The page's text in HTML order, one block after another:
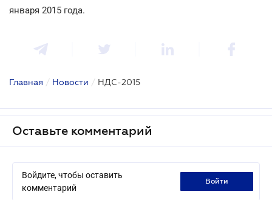
января 2015 года.
Главная / Новости / НДС-2015
Оставьте комментарий
Войдите, чтобы оставить
комментарий
войти